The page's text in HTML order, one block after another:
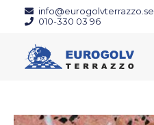
info@eurogolvterrazzo.se
010-330 03 96